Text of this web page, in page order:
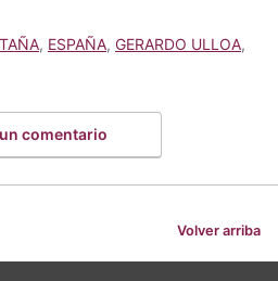
, ESPAÑA, GERARDO ULLOA,
comentario
Volver arriba